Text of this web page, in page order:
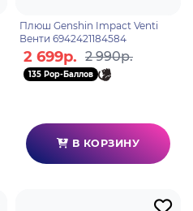
Плюш Genshin Impact Venti
Венти 6942421184584
2 699р. 2 990р.
135 Pop-Баллов
В КОРЗИНУ